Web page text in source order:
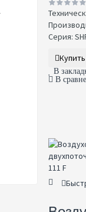
Серия:
Купить
В
В